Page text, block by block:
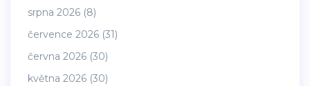
srpna 2026 (8)
července 2026 (31)
června 2026 (30)
května 2026 (30)